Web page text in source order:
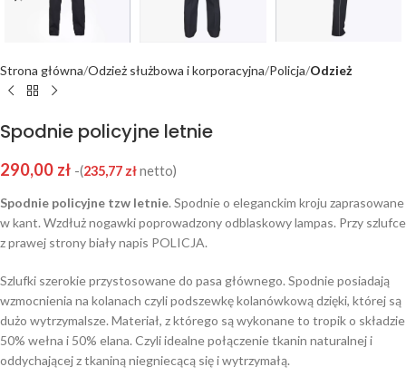
Strona główna Odzież służbowa i korporacyjna Policja Odzież
Spodnie policyjne letnie
290,00 zł -(235,77 złnetto)
Spodnie policyjne tzw letnie. Spodnie o eleganckim kroju zaprasowane
w kant. Wzdłuż nogawki poprowadzony odblaskowy lampas. Przy szlufce
z prawej strony biały napis POLICJA.
Szlufki szerokie przystosowane do pasa głównego. Spodnie posiadają
wzmocnienia na kolanach czyli podszewkę kolanówkową dzięki, której są
dużo wytrzymalsze. Materiał, z którego są wykonane to tropik o składzie
50% wełna i 50% elana. Czyli idealne połączenie tkanin naturalnej i
oddychającej z tkaniną niegniecącą się i wytrzymałą.